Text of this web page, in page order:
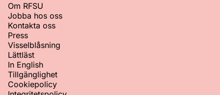
Om RFSU
Jobba hos oss
Kontakta oss
Press
Visselblåsning
Lättläst
In English
Tillgänglighet
Cookiepolicy